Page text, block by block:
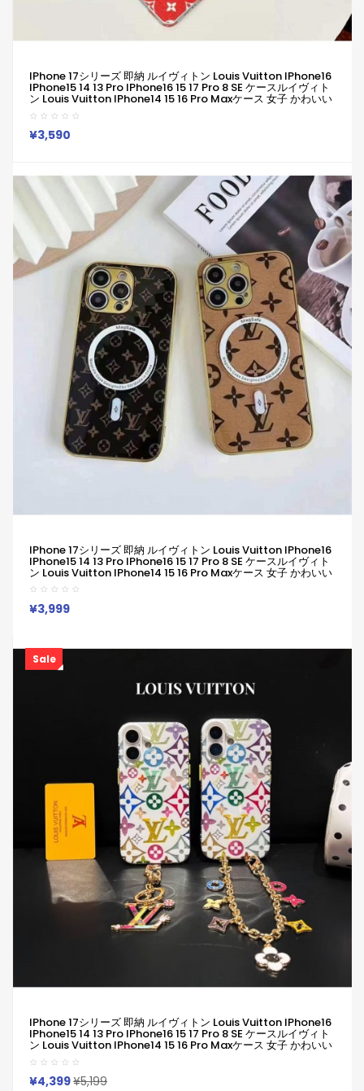
IPhone 17シリーズ 即納 ルイヴィトン Louis Vuitton IPhone16
IPhone15 14 13 Pro IPhone16 15 17 Pro 8 SE ケースルイヴィト
ン Louis Vuitton IPhone14 15 16 Pro Maxケース 女子 かわいい
おしゃれ ルイヴィトン Louis Vuitton アイフォン16 15 14 Plus
13 12 Pro Max 11 Pro XR XS スマホケース
¥3,590
IPhone 17シリーズ 即納 ルイヴィトン Louis Vuitton IPhone16
IPhone15 14 13 Pro IPhone16 15 17 Pro 8 SE ケースルイヴィト
ン Louis Vuitton IPhone14 15 16 Pro Maxケース 女子 かわいい
おしゃれ ルイヴィトン Louis Vuitton アイフォン16 15 14 Plus
13 12 Pro Max 11 Pro XR XS スマホケース
¥3,999
Sale
IPhone 17シリーズ 即納 ルイヴィトン Louis Vuitton IPhone16
IPhone15 14 13 Pro IPhone16 15 17 Pro 8 SE ケースルイヴィト
ン Louis Vuitton IPhone14 15 16 Pro Maxケース 女子 かわいい
おしゃれ ルイヴィトン Louis Vuitton アイフォン16 15 14 Plus
13 12 Pro Max 11 Pro XR XS スマホケース
¥4,399¥5,199